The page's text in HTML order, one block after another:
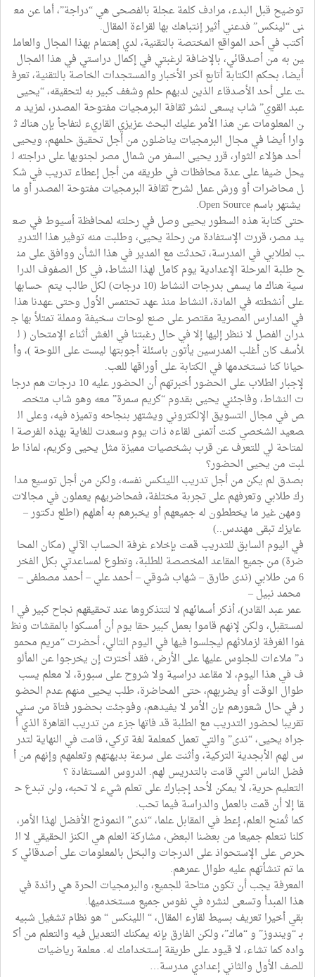
توضيح قبل البدء، مرادف كلمة عجلة بالفصحى هي “دراجة”، أما عن مع
نى “لينكس” فدعني أثير إنتباهك بها لقراءة المقال. ​
أكتب في أحد المواقع المختصة بالتقنية، لدي إهتمام بهذا المجال والعامل
ين به من أصدقائي، بالإضافة لرغبتي في إكمال دراستي في هذا المجال
أيضا، بحكم الكتابة أتابع آخر الأخبار والمستجدات الخاصة بالتقنية، تعرف
ت على أحد الأصدقاء الذين لديهم حلم وشغف كبير به لتحقيقه، “يحيى
عبد القوي” شاب يسعى لنشر ثقافة البرمجيات مفتوحة المصدر، لمزيد م
ن المعلومات عن هذا الأمر عليك البحث عزيزي القاريء لتفاجأ بإن هناك ث
وارا أيضا في مجال البرمجيات يناضلون من أجل تحقيق حلمهم، ويحيى
أحد هؤلاء الثوار، قرر يحيى السفر من شمال مصر لجنوبها على دراجته ل
يحل ضيفا على عدة محافظات في طريقه من أجل إعطاء تدريب في شك
ل محاضرات أو ورش عمل لشرح ثقافة البرمجيات مفتوحة المصدر أو ما
يشتهر باسم Open Source.
حتى كتابة هذه السطور يحيى وصل في رحلته لمحافظة أسيوط في صع
يد مصر، قررت الإستفادة من رحلة يحيى، وطلبت منه توفير هذا التدري
ب لطلابي في المدرسة، تحدثت مع المدير في هذا الشأن ووافق على من
ح طلبة المرحلة الإعدادية يوم كامل لهذا النشاط، في كل الصفوف الدرا
سية هناك ما يسمى بدرجات النشاط (10 درجات) لكل طالب يتم حسابها
على أنشطته في المادة، النشاط منذ عهد تحتمس الأول وحتى عهدنا هذا
في المدارس المصرية مقتصر على صنع لوحات سخيفة ومملة تمتلأ بها ج
دران الفصل لا ننظر إليها إلا في حال رغبتنا في الغش أثناء الإمتحان ( ل
لأسف كان أغلب المدرسين يأتون باسئلة أجوبتها ليست على اللوحة )، وأ
حيانا كنا نستخدمها في الكتابة على أوراقها للعب.
لإجبار الطلاب على الحضور أخبرتهم أن الحضور عليه 10 درجات هم درجا
ت النشاط، وفاجئني يحيى بقدوم “كريم سمرة” معه وهو شاب متخص
ص في مجال التسويق الإلكتروني ويشتهر بنجاحه وتميزه فيه، وعلى ال
صعيد الشخصي كنت أتمنى لقاءه ذات يوم وسعدت للغاية بهذه الفرصة ا
لمتاحة لي للتعرف عن قرب بشخصيات مميزة مثل يحيى وكريم، لماذا ط
لبت من يحيى الحضور؟
بصدق لم يكن من أجل تدريب اللينكس نفسه، ولكن من أجل توسيع مدا
رك طلابي وتعرفهم على تجربة مختلفة، فمحاضريهم يعملون في مجالات
ومهن غير ما يخططون له جميعهم أو يخبرهم به أهلهم (اطلع دكتور –
عايزك تبقى مهندس..)
في اليوم السابق للتدريب قمت بإخلاء غرفة الحساب الآلي (مكان المحا
ضرة) من جميع المقاعد المخصصة للطلبة، وتطوع لمساعدتي بكل الفخر
6 من طلابي (ندى طارق – شهاب شوقي – أحمد علي – أحمد مصطفى –
محمد نبيل –
عمر عبد القادر)، أذكر أسمائهم لا لتتذكروها عند تحقيقهم نجاح كبير في ا
لمستقبل، ولكن لإنهم قاموا بعمل كبير حقا يوم أن أمسكوا بالمقشات ونظ
فوا الغرفة لزملائهم ليجلسوا فيها في اليوم التالي، أحضرت “مريم محمو
د” ملاءات للجلوس عليها على الأرض، فقد أخترت إن يخرجوا عن المألو
ف في هذا اليوم، لا مقاعد دراسية ولا شروح على سبورة، لا معلم يسب
طوال الوقت أو يضربهم، حتى المحاضرة، طلب يحيى منهم عدم الحضو
ر في حال شعورهم بإن الأمر لا يفيدهم، وفوجئت بحضور فتاة من سني
تقريبا لحضور التدريب مع الطلبة قد فاتها جزء من تدريب القاهرة الذي أ
جراه يحيى، “ندى” والتي تعمل كمعلمة لغة تركي، قامت في النهاية لتدر
س لهم الأبجدية التركية، وأثنت على سرعة بديهتهم وتعلمهم وإنهم من أ
فضل الناس التي قامت بالتدريس لهم. الدروس المستفادة ؟
التعليم حرية، لا يمكن لأحد إجبارك على تعلم شيء لا تحبه، ولن تبدع ح
قا إلا أن قمت بالعمل والدراسة فيما تحب.
كما تُمنح العلم، إعط في المقابل علما، “ندى” النموذج الأفضل لهذا الأمر،
كلنا نتعلم جميعا من بعضنا البعض، مشاركة العلم هي الكنز الحقيقي لا ال
حرص على الإستحواذ على الدرجات والبخل بالمعلومات على أصدقائي ك
ما تم تنشأتهم عليه طوال عمرهم.
المعرفة يجب أن تكون متاحة للجميع، والبرمجيات الحرة هي رائدة في
هذا المبدأ وتسعى لنشره في نفوس جميع مستخدميها.
بقي أخيرا تعريف بسيط لقارء المقال، “ اللينكس “ هو نظام تشغيل شبيه
بـ “ويندوز” و “ماك”، ولكن الفارق بإنه يمكنك التعديل فيه والتعلم من أك
واده كما تشاء، لا قيود على طريقة إستخدامك له. معلمة رياضيات
للصف الأول والثاني إعدادي مدرسة…